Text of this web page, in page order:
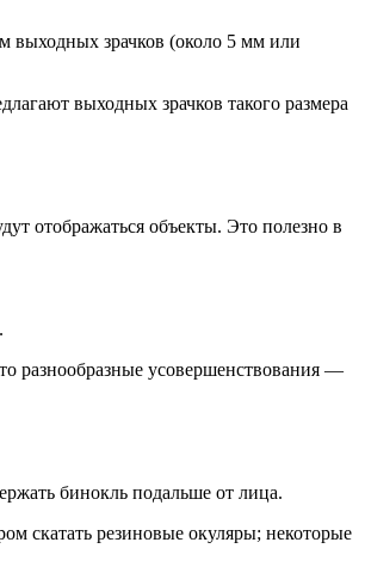
выходных зрачков (около 5 мм или
выходных зрачков такого размера
разнообразные усовершенствования —
бинокль подальше от лица.
скатать резиновые окуляры; некоторые